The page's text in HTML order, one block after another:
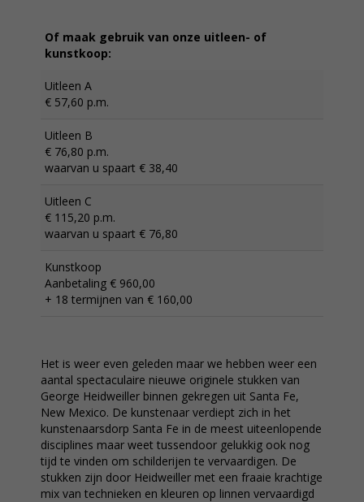
Of maak gebruik van onze uitleen- of
kunstkoop:
Uitleen A
€ 57,60 p.m.
Uitleen B
€ 76,80 p.m.
waarvan u spaart € 38,40
Uitleen C
€ 115,20 p.m.
waarvan u spaart € 76,80
Kunstkoop
Aanbetaling € 960,00
+ 18 termijnen van € 160,00
Het is weer even geleden maar we hebben weer een
aantal spectaculaire nieuwe originele stukken van
George Heidweiller binnen gekregen uit Santa Fe,
New Mexico. De kunstenaar verdiept zich in het
kunstenaarsdorp Santa Fe in de meest uiteenlopende
disciplines maar weet tussendoor gelukkig ook nog
tijd te vinden om schilderijen te vervaardigen. De
stukken zijn door Heidweiller met een fraaie krachtige
mix van technieken en kleuren op linnen vervaardigd